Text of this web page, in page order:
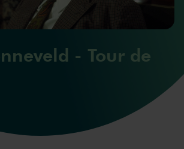
- Tour de